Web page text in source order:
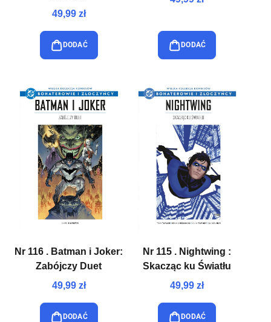
49,99 zł
DODAĆ DODAĆ
Nr 116 . Batman i Joker:
Zabójczy Duet
49,99 zł
DODAĆ
Nr 115 . Nightwing :
Skacząc ku Światłu
49,99 zł
DODAĆ